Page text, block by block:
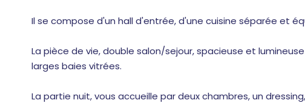
Il se compose d'un hall d'entrée, d'une cuisine séparée et
La pièce de vie, double salon/sejour, spacieuse et
larges baies vitrées.
La partie nuit, vous accueille par deux chambres, un